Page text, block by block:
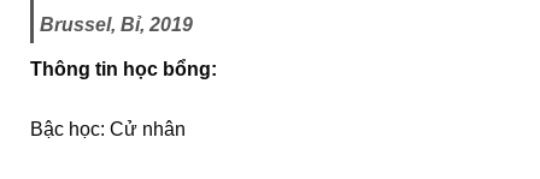
Brussel, Bỉ, 2019
Thông tin học bổng:
Bậc học: Cử nhân